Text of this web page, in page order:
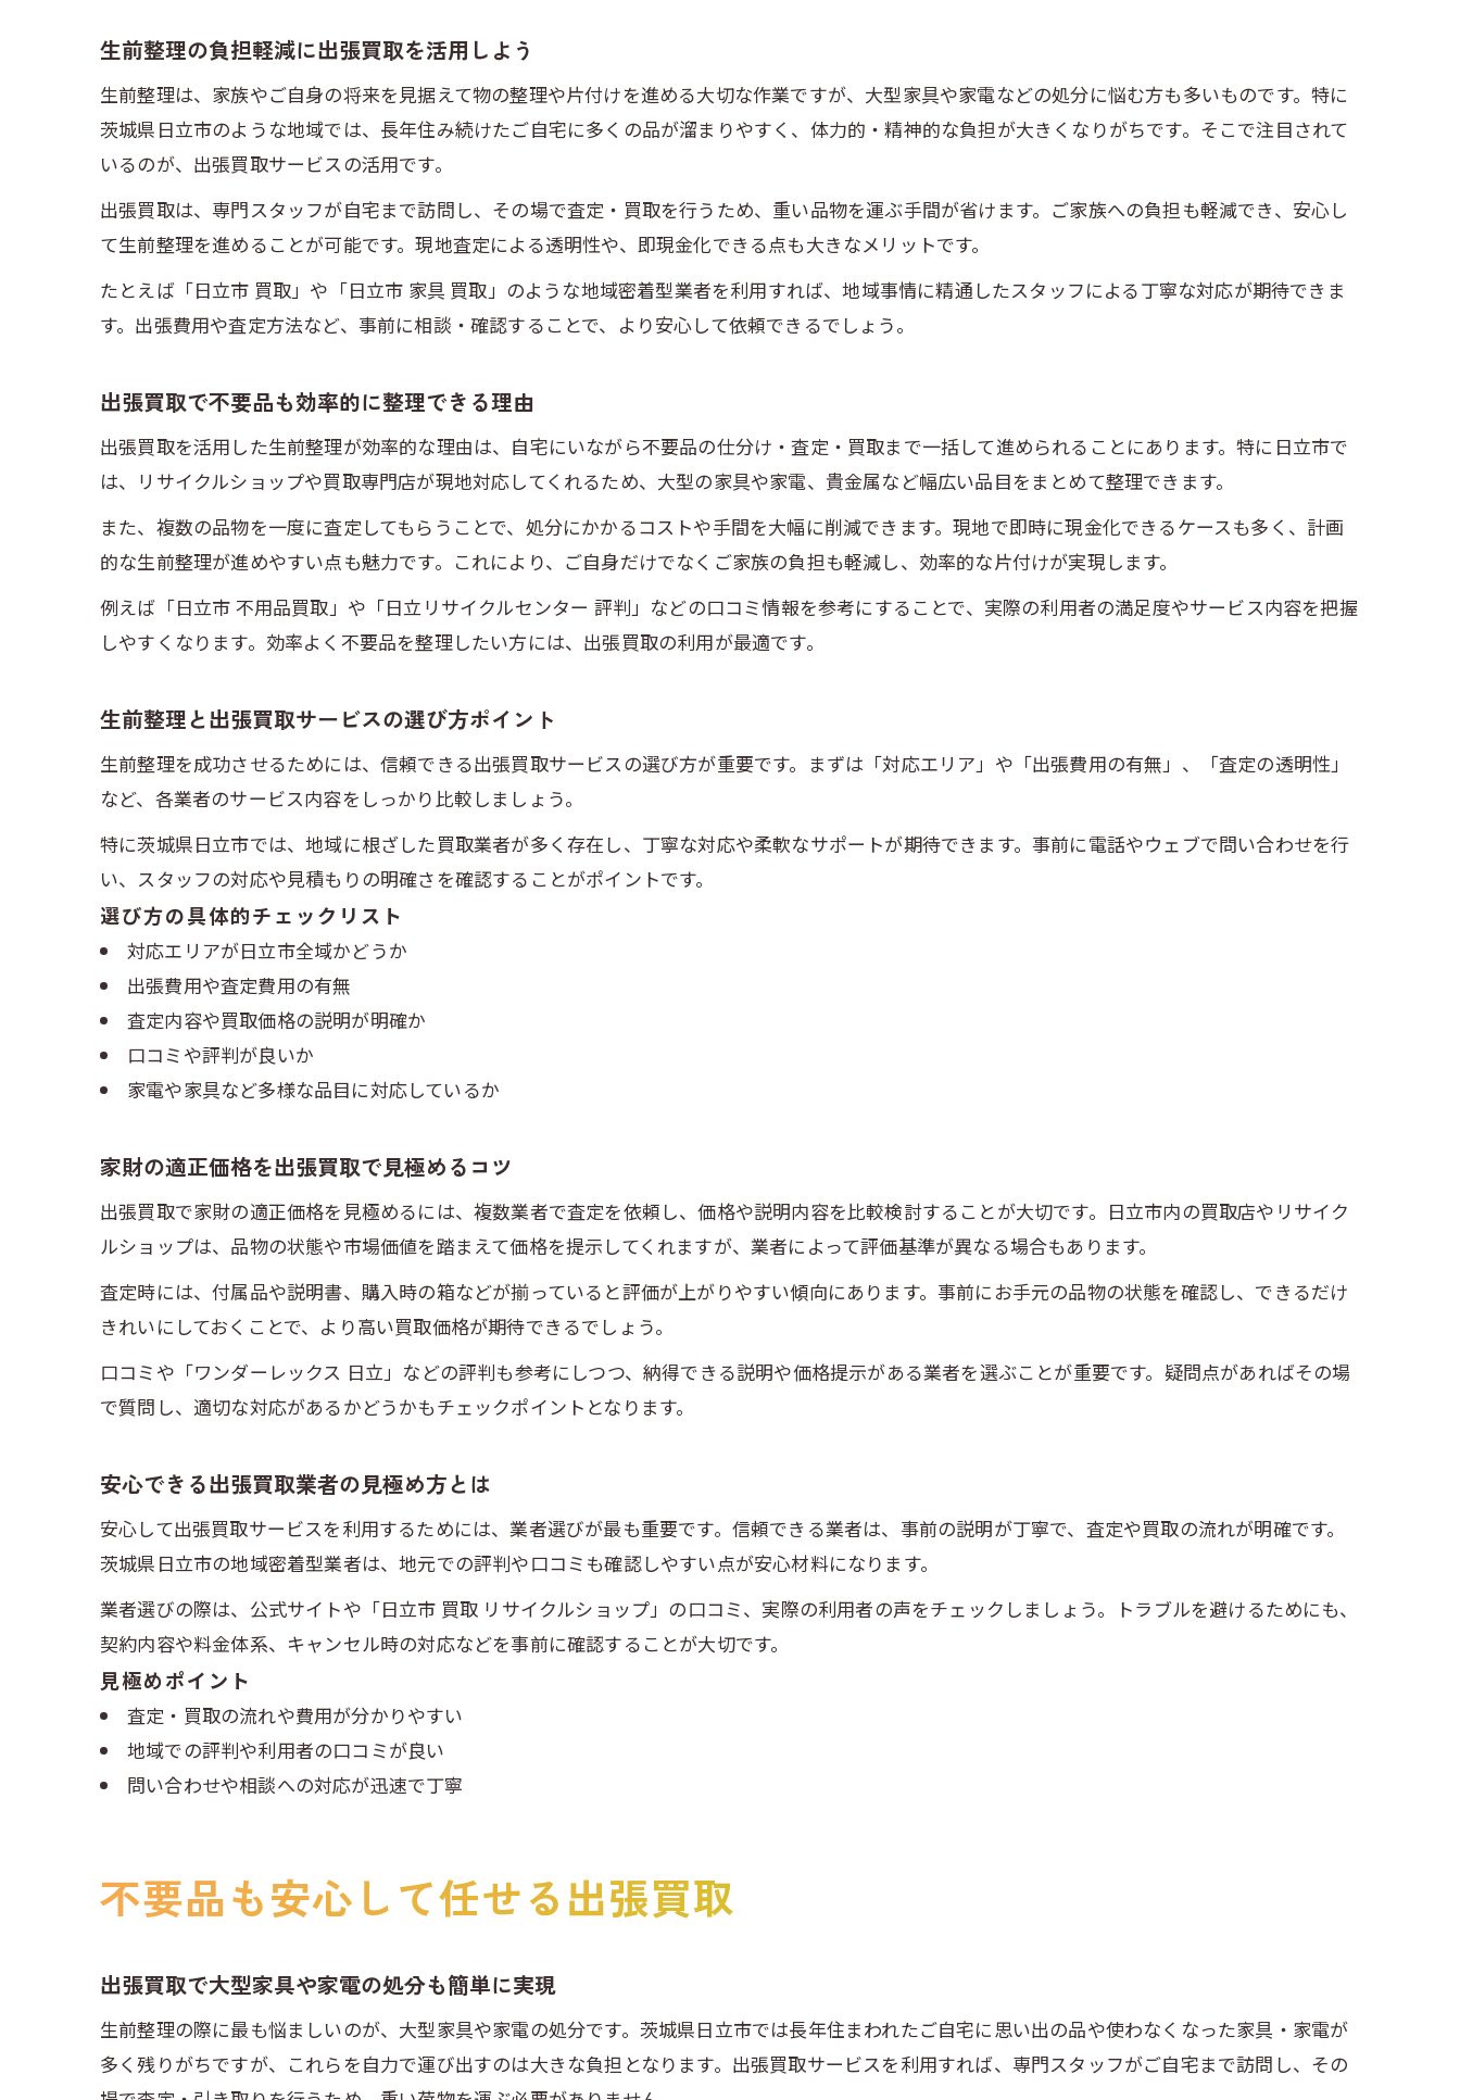
現地訪問で丁寧な出張買取査定を体験しよう
出張買取の流れと不要品整理のポイント紹介
出張買取を取り入れた効率的な生前整理手順
生前整理をスムーズに進めるコツと出張買取
時間と手間を省く出張買取活用の具体的な方法
大量の不要品も出張買取で一括整理できる理由
家族と一緒に考える生前整理と買取
家族と協力して進める出張買取の進め方
生前整理は家族と相談して出張買取を活用
価値ある品の見極めを家族で話し合う方法
出張買取で家族の負担を軽減するポイント
家族の想いを大切にした生前整理の工夫
大切な品を有効活用する整理のコツ
価値ある品を出張買取で適切に手放すコツ
生前整理で品物の再利用を出張買取で実現
出張買取を利用した効率的な整理とリサイクル
出張買取で心も家もすっきり片付く方法
生前整理の負担軽減に出張買取を活用しよう
生前整理は、家族やご自身の将来を見据えて物の整理や片付けを進める大切な作業ですが、大型家具や家電などの処分に悩む方も多いものです。特に
茨城県日立市のような地域では、長年住み続けたご自宅に多くの品が溜まりやすく、体力的・精神的な負担が大きくなりがちです。そこで注目されて
いるのが、出張買取サービスの活用です。
出張買取は、専門スタッフが自宅まで訪問し、その場で査定・買取を行うため、重い品物を運ぶ手間が省けます。ご家族への負担も軽減でき、安心し
て生前整理を進めることが可能です。現地査定による透明性や、即現金化できる点も大きなメリットです。
たとえば「日立市 買取」や「日立市 家具 買取」のような地域密着型業者を利用すれば、地域事情に精通したスタッフによる丁寧な対応が期待できま
す。出張費用や査定方法など、事前に相談・確認することで、より安心して依頼できるでしょう。
出張買取で不要品も効率的に整理できる理由
出張買取を活用した生前整理が効率的な理由は、自宅にいながら不要品の仕分け・査定・買取まで一括して進められることにあります。特に日立市で
は、リサイクルショップや買取専門店が現地対応してくれるため、大型の家具や家電、貴金属など幅広い品目をまとめて整理できます。
また、複数の品物を一度に査定してもらうことで、処分にかかるコストや手間を大幅に削減できます。現地で即時に現金化できるケースも多く、計画
的な生前整理が進めやすい点も魅力です。これにより、ご自身だけでなくご家族の負担も軽減し、効率的な片付けが実現します。
例えば「日立市 不用品買取」や「日立リサイクルセンター 評判」などの口コミ情報を参考にすることで、実際の利用者の満足度やサービス内容を把握
しやすくなります。効率よく不要品を整理したい方には、出張買取の利用が最適です。
生前整理と出張買取サービスの選び方ポイント
生前整理を成功させるためには、信頼できる出張買取サービスの選び方が重要です。まずは「対応エリア」や「出張費用の有無」、「査定の透明性」
など、各業者のサービス内容をしっかり比較しましょう。
特に茨城県日立市では、地域に根ざした買取業者が多く存在し、丁寧な対応や柔軟なサポートが期待できます。事前に電話やウェブで問い合わせを行
い、スタッフの対応や見積もりの明確さを確認することがポイントです。
選び方の具体的チェックリスト
対応エリアが日立市全域かどうか
出張費用や査定費用の有無
査定内容や買取価格の説明が明確か
口コミや評判が良いか
家電や家具など多様な品目に対応しているか
家財の適正価格を出張買取で見極めるコツ
出張買取で家財の適正価格を見極めるには、複数業者で査定を依頼し、価格や説明内容を比較検討することが大切です。日立市内の買取店やリサイク
ルショップは、品物の状態や市場価値を踏まえて価格を提示してくれますが、業者によって評価基準が異なる場合もあります。
査定時には、付属品や説明書、購入時の箱などが揃っていると評価が上がりやすい傾向にあります。事前にお手元の品物の状態を確認し、できるだけ
きれいにしておくことで、より高い買取価格が期待できるでしょう。
口コミや「ワンダーレックス 日立」などの評判も参考にしつつ、納得できる説明や価格提示がある業者を選ぶことが重要です。疑問点があればその場
で質問し、適切な対応があるかどうかもチェックポイントとなります。
安心できる出張買取業者の見極め方とは
安心して出張買取サービスを利用するためには、業者選びが最も重要です。信頼できる業者は、事前の説明が丁寧で、査定や買取の流れが明確です。
茨城県日立市の地域密着型業者は、地元での評判や口コミも確認しやすい点が安心材料になります。
業者選びの際は、公式サイトや「日立市 買取 リサイクルショップ」の口コミ、実際の利用者の声をチェックしましょう。トラブルを避けるためにも、
契約内容や料金体系、キャンセル時の対応などを事前に確認することが大切です。
見極めポイント
査定・買取の流れや費用が分かりやすい
地域での評判や利用者の口コミが良い
問い合わせや相談への対応が迅速で丁寧
不要品も安心して任せる出張買取
出張買取で大型家具や家電の処分も簡単に実現
生前整理の際に最も悩ましいのが、大型家具や家電の処分です。茨城県日立市では長年住まわれたご自宅に思い出の品や使わなくなった家具・家電が
多く残りがちですが、これらを自力で運び出すのは大きな負担となります。出張買取サービスを利用すれば、専門スタッフがご自宅まで訪問し、その